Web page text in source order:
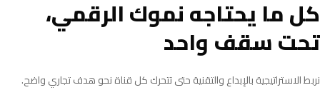
كل ما يحتاجه نموك الرقمي،
تحت سقف واحد
نربط الاستراتيجية بالإبداع والتقنية حتى تتحرك كل قناة نحو هدف تجاري واضح.